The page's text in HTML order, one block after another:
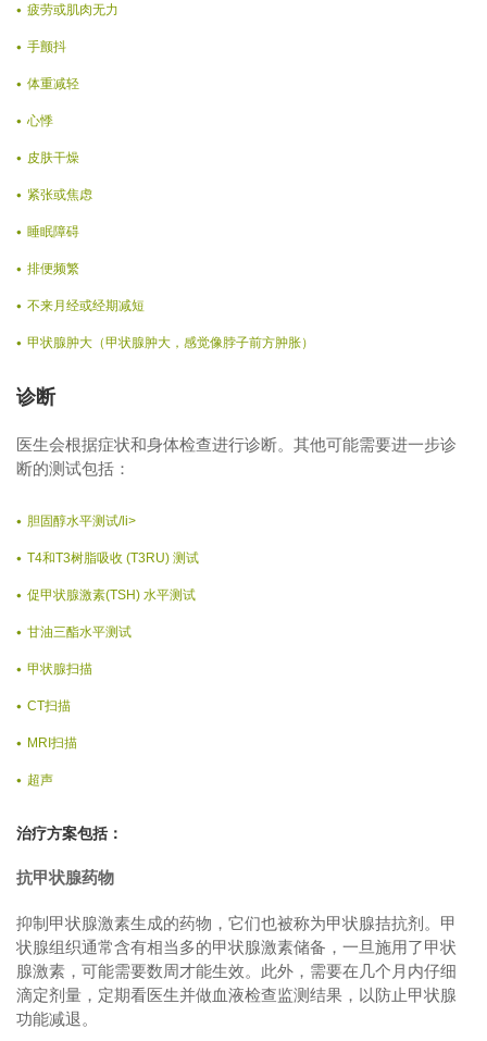
疲劳或肌肉无力
手颤抖
体重减轻
心悸
皮肤干燥
紧张或焦虑
睡眠障碍
排便频繁
不来月经或经期减短
甲状腺肿大（甲状腺肿大，感觉像脖子前方肿胀）
诊断
医生会根据症状和身体检查进行诊断。其他可能需要进一步诊
断的测试包括：
胆固醇水平测试/li>
T4和T3树脂吸收 (T3RU) 测试
促甲状腺激素(TSH) 水平测试
甘油三酯水平测试
甲状腺扫描
CT扫描
MRI扫描
超声
治疗方案包括：
抗甲状腺药物
抑制甲状腺激素生成的药物，它们也被称为甲状腺拮抗剂。甲
状腺组织通常含有相当多的甲状腺激素储备，一旦施用了甲状
腺激素，可能需要数周才能生效。此外，需要在几个月内仔细
滴定剂量，定期看医生并做血液检查监测结果，以防止甲状腺
功能减退。